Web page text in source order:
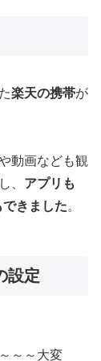
楽天の携帯が
動画なども観
、 アプリも
きました。
設定
～～～大変